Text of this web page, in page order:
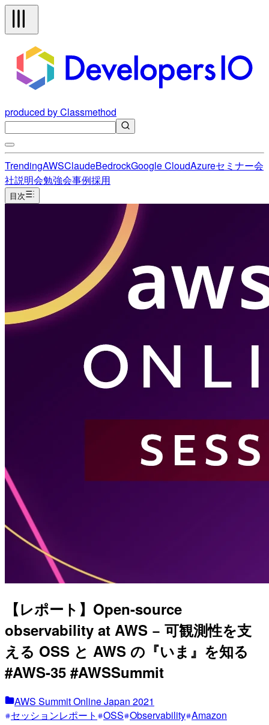
produced by Classmethod
TrendingAWSClaudeBedrockGoogle CloudAzureセミナー会
社説明会勉強会事例採用
目次
【レポート】Open-source
observability at AWS − 可観測性を支
える OSS と AWS の『いま』を知る
#AWS-35 #AWSSummit
AWS Summit Online Japan 2021
セッションレポート
OSS Observability Amazon